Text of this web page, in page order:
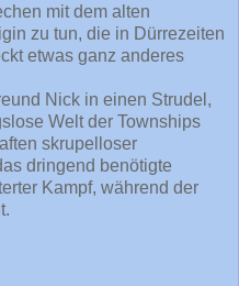
mit dem alten
zu tun, die in Dürrezeiten
etwas ganz anderes
Nick in einen Strudel,
Welt der Townships
skrupelloser
dringend benötigte
Kampf, während der